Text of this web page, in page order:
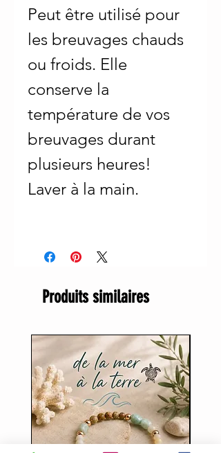
Peut être utilisé pour
les breuvages chauds
ou froids. Elle
conserve la
température de vos
breuvages durant
plusieurs heures!
Laver à la main.
Produits similaires